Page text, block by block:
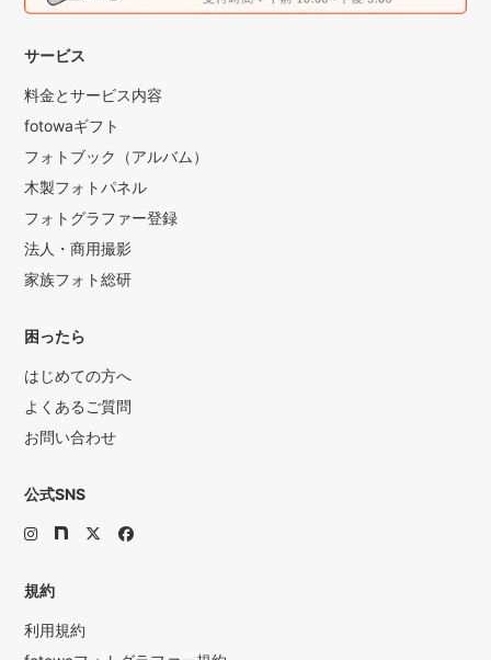
サービス
料金とサービス内容
fotowaギフト
フォトブック（アルバム）
木製フォトパネル
フォトグラファー登録
法人・商用撮影
家族フォト総研
困ったら
はじめての方へ
よくあるご質問
お問い合わせ
公式SNS
規約
利用規約